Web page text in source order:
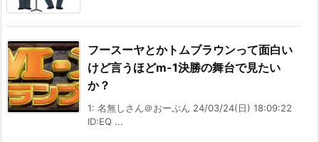
フースーヤとかトムブラウンって面白い
けど言うほどm-1決勝の舞台で見たい
か？
1: 名無しさん＠おーぷん 24/03/24(日) 18:09:22
ID:EQ ...